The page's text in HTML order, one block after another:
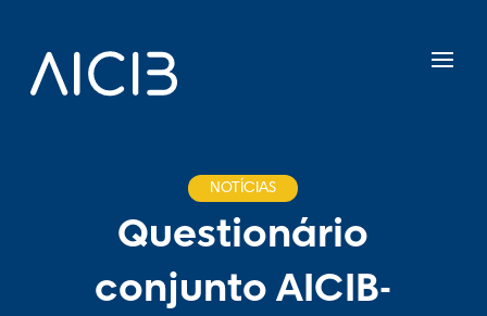
NOTÍCIAS
Questionário
conjunto AICIB-